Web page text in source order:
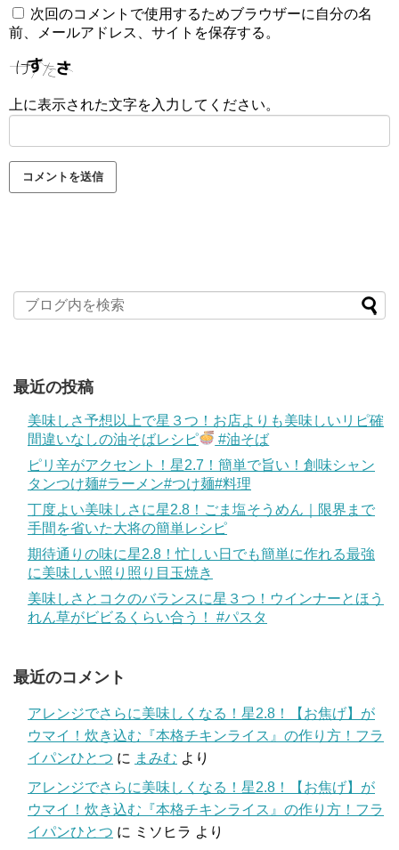
次回のコメントで使用するためブラウザーに自分の名
前、メールアドレス、サイトを保存する。
上に表示された文字を入力してください。
最近の投稿
美味しさ予想以上で星３つ！お店よりも美味しいリピ確
間違いなしの油そばレシピ
#油そば
ピリ辛がアクセント！星2.7！簡単で旨い！創味シャン
タンつけ麺#ラーメン#つけ麺#料理
丁度よい美味しさに星2.8！ごま塩そうめん｜限界まで
手間を省いた大将の簡単レシピ
期待通りの味に星2.8！忙しい日でも簡単に作れる最強
に美味しい照り照り目玉焼き
美味しさとコクのバランスに星３つ！ウインナーとほう
れん草がビビるくらい合う！ #パスタ
最近のコメント
アレンジでさらに美味しくなる！星2.8！【お焦げ】が
ウマイ！炊き込む『本格チキンライス』の作り方！フラ
イパンひとつ に まみむ より
アレンジでさらに美味しくなる！星2.8！【お焦げ】が
ウマイ！炊き込む『本格チキンライス』の作り方！フラ
イパンひとつ に ミソヒラ より